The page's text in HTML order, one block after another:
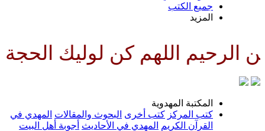
كن لوليك الحجة بن
المهدوية
كتب أخرى البحوث والمقالات المهدي في
المهدي في الأحاديث أجوبة أهل البيت